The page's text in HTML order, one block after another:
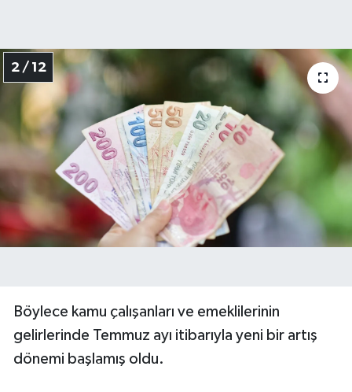
2 / 12
Böylece kamu çalışanları ve emeklilerinin
gelirlerinde Temmuz ayı itibarıyla yeni bir artış
dönemi başlamış oldu.